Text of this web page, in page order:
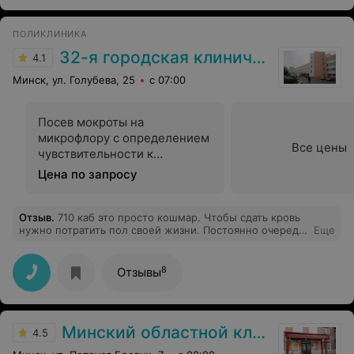
ПОЛИКЛИНИКА
4.1 32-я городская клиническая поликлиника
Минск, ул. Голубева, 25 с 07:00
Посев мокроты на
микрофлору с определением
чувствительности к
антибиотикам
Цена по запросу
Все цены
Отзыв. 710 каб это просто кошмар. Чтобы сдать кровь
нужно потратить пол своей жизни. Постоянно очередь
очереди, а беременные на приличном сроке стоят в
очереди. При всем этом работает очень медленный
сотрудник.
Еще
Отзывы8
4.5 Минский областной клинический центр дерматовенерологии и косметологии